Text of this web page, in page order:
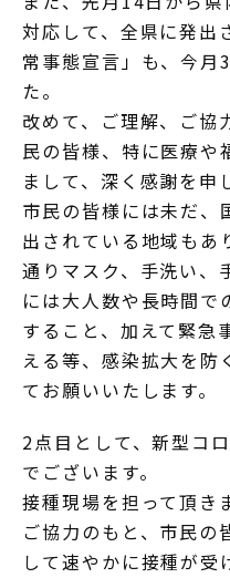
対応して、全県に発出
常事態宣言」も、今月
た。
改めて、ご理解、ご協
民の皆様、特に医療や
まして、深く感謝を申
市民の皆様には未だ、
出されている地域もあ
通りマスク、手洗い、
には大人数や長時間で
すること、加えて緊急
える等、感染拡大を防
てお願いいたします。
2点目として、新型コ
でございます。
接種現場を担って頂き
ご協力のもと、市民の
して速やかに接種が受